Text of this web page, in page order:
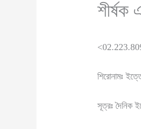
শীর্ষক
শিরোনামঃ
সূত্রঃ দৈনিক